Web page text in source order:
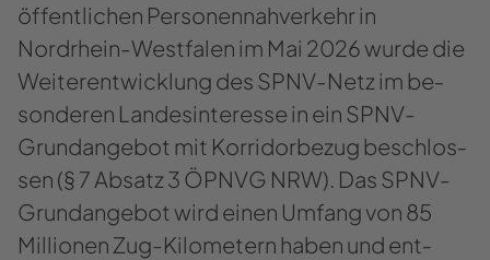
öf­fent­li­chen Per­so­nen­nah­ver­kehr in
Nordrhein-​Westfalen im Mai 2026 wurde die
Wei­ter­ent­wick­lung des SPNV-​Netz im be­
son­de­ren Lan­des­in­ter­es­se in ein SPNV-​
Grundangebot mit Kor­ri­d­or­be­zug be­schlos­
sen (§ 7 Ab­satz 3 ÖPNVG NRW). Das SPNV-​
Grundangebot wird einen Um­fang von 85
Mil­lio­nen Zug-​Kilometern haben und ent­